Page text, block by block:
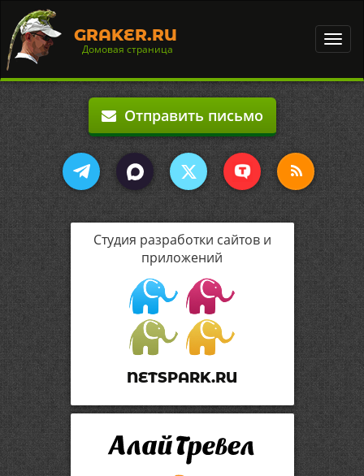
GRAKER.RU
Домовая страница
Отправить письмо
Студия разработки сайтов и
приложений
NETSPARK.RU